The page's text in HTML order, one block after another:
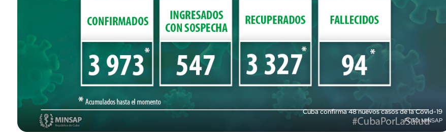
Cuba confirma 48 nuevos casos de la Covid-19
MINSAP